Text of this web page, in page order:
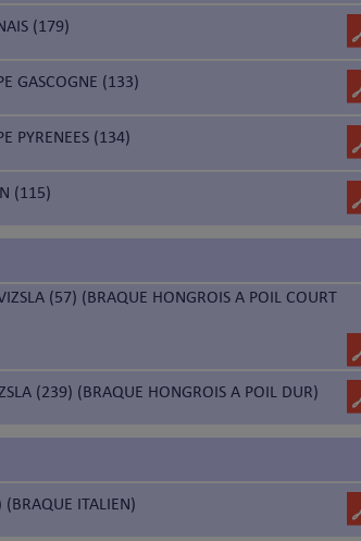
(179)
GASCOGNE (133)
PYRENEES (134)
(115)
(57) (BRAQUE HONGROIS A POIL COURT
(239) (BRAQUE HONGROIS A POIL DUR)
ITALIEN)